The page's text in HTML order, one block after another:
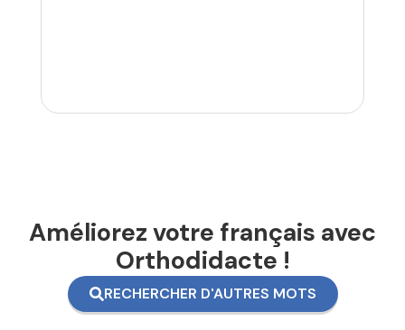
Améliorez votre français avec
Orthodidacte !
RECHERCHER D'AUTRES MOTS